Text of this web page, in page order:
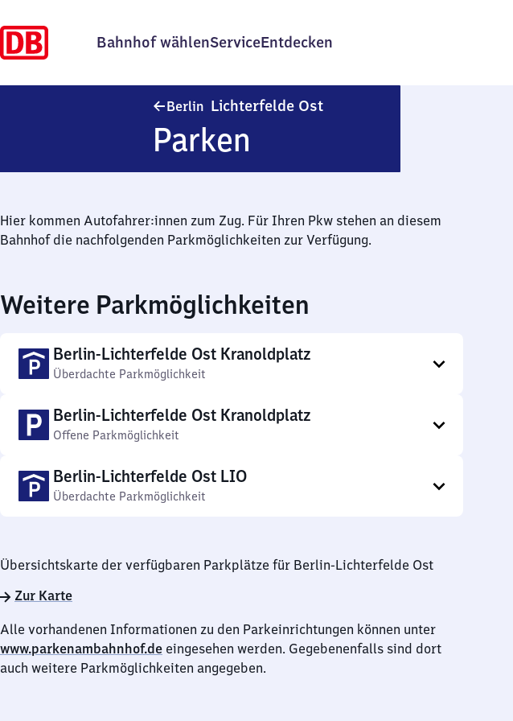
Bahnhof wählenServiceEntdecken
Berlin Lichterfelde Ost
Parken
Hier kommen Autofahrer:innen zum Zug. Für Ihren Pkw stehen an diesem
Bahnhof die nachfolgenden Parkmöglichkeiten zur Verfügung.
Weitere Parkmöglichkeiten
Berlin-Lichterfelde Ost Kranoldplatz
Überdachte Parkmöglichkeit
Berlin-Lichterfelde Ost Kranoldplatz
Offene Parkmöglichkeit
Berlin-Lichterfelde Ost LIO
Überdachte Parkmöglichkeit
Übersichtskarte der verfügbaren Parkplätze für Berlin-Lichterfelde Ost
Zur Karte
Alle vorhandenen Informationen zu den Parkeinrichtungen können unter
www.parkenambahnhof.de eingesehen werden. Gegebenenfalls sind dort
auch weitere Parkmöglichkeiten angegeben.